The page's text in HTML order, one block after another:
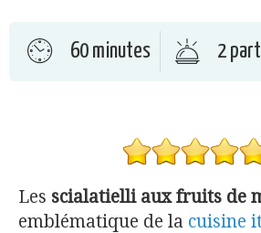
60 minutes 2
Les scialatielli aux fruits de
emblématique de la cuisine